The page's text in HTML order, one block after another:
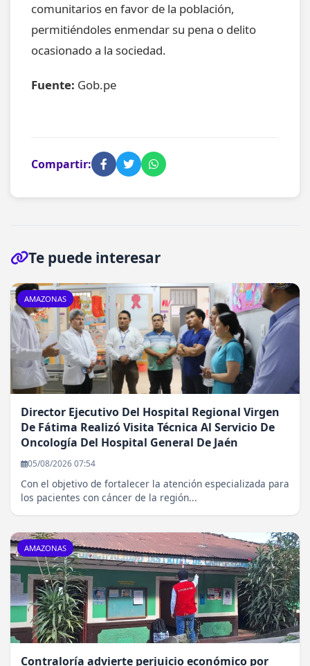
comunitarios en favor de la población,
permitiéndoles enmendar su pena o delito
ocasionado a la sociedad.
Fuente: Gob.pe
Compartir:
Te puede interesar
AMAZONAS
Director Ejecutivo Del Hospital Regional Virgen
De Fátima Realizó Visita Técnica Al Servicio De
Oncología Del Hospital General De Jaén
05/08/2026 07:54
Con el objetivo de fortalecer la atención especializada para
los pacientes con cáncer de la región...
AMAZONAS
Contraloría advierte perjuicio económico por